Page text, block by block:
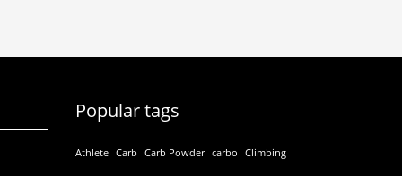
Popular tags
Athlete Carb Carb Powder carbo Climbing